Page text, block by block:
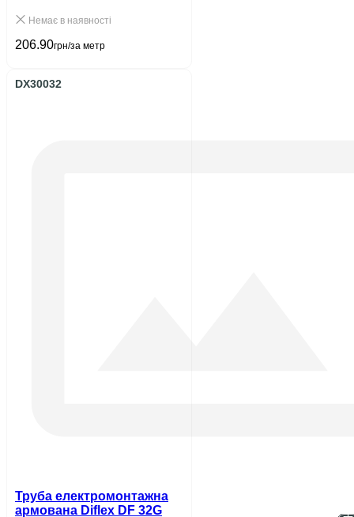
Немає в наявності
206.90грн/за метр
DX30032
Труба електромонтажна
армована Diflex DF 32G